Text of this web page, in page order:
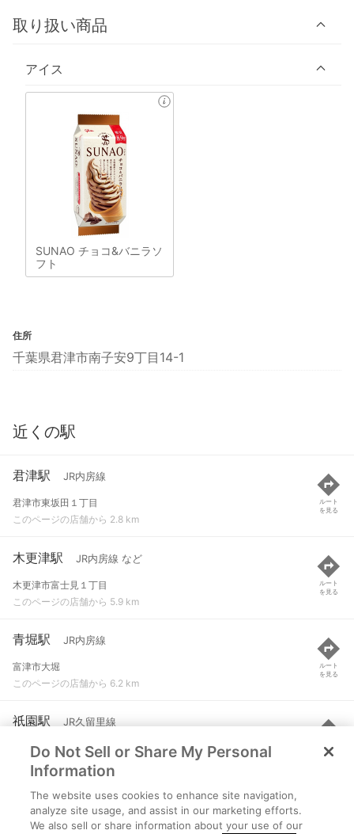
取り扱い商品
アイス
SUNAO チョコ&バニラソ
フト
住所
千葉県君津市南子安9丁目14-1
近くの駅
君津駅 JR内房線
君津市東坂田１丁目
このページの店舗から 2.8 km
ルート
を見る
木更津駅 JR内房線 など
木更津市富士見１丁目
このページの店舗から 5.9 km
ルート
を見る
青堀駅 JR内房線
富津市大堀
このページの店舗から 6.2 km
ルート
を見る
祇園駅 JR久留里線
木更津市祇園
このページの店舗から 7.3 km
ルート
を見る
大貫駅 JR内房線
富津市千種新田
Do Not Sell or Share My Personal
Information
The website uses cookies to enhance site navigation,
analyze site usage, and assist in our marketing efforts.
We also sell or share information about your use of our